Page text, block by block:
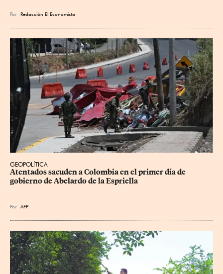
Por Redacción El Economista
GEOPOLÍTICA
Atentados sacuden a Colombia en el primer día de
gobierno de Abelardo de la Espriella
Por AFP